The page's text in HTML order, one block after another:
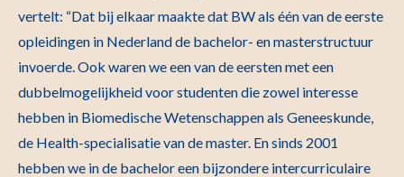
vertelt: “Dat bij elkaar maakte dat BW als één van de eerste
opleidingen in Nederland de bachelor- en masterstructuur
invoerde. Ook waren we een van de eersten met een
dubbelmogelijkheid voor studenten die zowel interesse
hebben in Biomedische Wetenschappen als Geneeskunde,
de Health-specialisatie van de master. En sinds 2001
hebben we in de bachelor een bijzondere intercurriculaire